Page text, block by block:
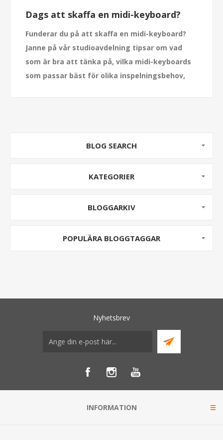
Dags att skaffa en midi-keyboard?
Funderar du på att skaffa en midi-keyboard?
Janne på vår studioavdelning tipsar om vad
som är bra att tänka på, vilka midi-keyboards
som passar bäst för olika inspelningsbehov,
BLOG SEARCH
KATEGORIER
BLOGGARKIV
POPULÄRA BLOGGTAGGAR
Nyhetsbrev
INFORMATION